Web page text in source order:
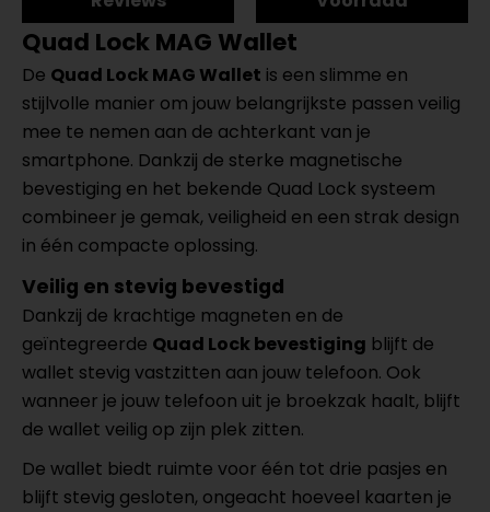
Quad Lock MAG Wallet
De Quad Lock MAG Wallet is een slimme en
stijlvolle manier om jouw belangrijkste passen veilig
mee te nemen aan de achterkant van je
smartphone. Dankzij de sterke magnetische
bevestiging en het bekende Quad Lock systeem
combineer je gemak, veiligheid en een strak design
in één compacte oplossing.
Veilig en stevig bevestigd
Dankzij de krachtige magneten en de
geïntegreerde Quad Lock bevestiging blijft de
wallet stevig vastzitten aan jouw telefoon. Ook
wanneer je jouw telefoon uit je broekzak haalt, blijft
de wallet veilig op zijn plek zitten.
De wallet biedt ruimte voor één tot drie pasjes en
blijft stevig gesloten, ongeacht hoeveel kaarten je